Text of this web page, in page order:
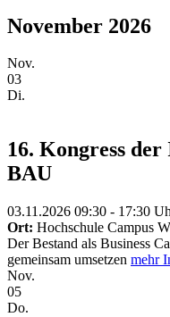
November 2026
Nov.
03
Di.
16. Kongress
BAU
03.11.2026 09:30 - 17:30
Ort: Hochschule Campus
Der Bestand als Business
gemeinsam umsetzen mehr
Nov.
05
Do.